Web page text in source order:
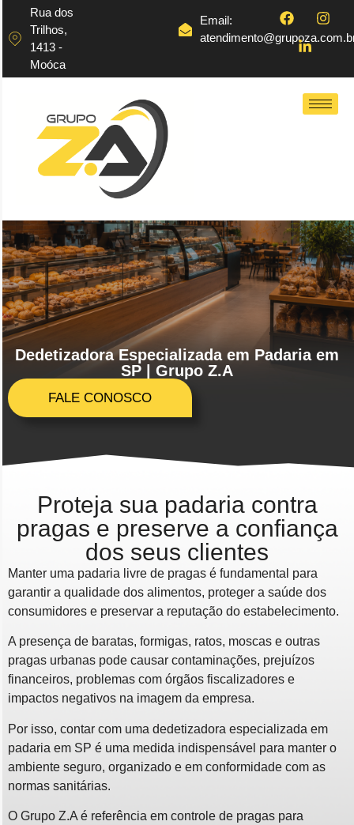
Rua dos
Trilhos,
1413 -
Moóca
Email:
Dedetizadora Especializada em Padaria em
SP | Grupo Z.A
FALE CONOSCO
Proteja sua padaria contra
pragas e preserve a confiança
dos seus clientes
Manter uma padaria livre de pragas é fundamental para
garantir a qualidade dos alimentos, proteger a saúde dos
consumidores e preservar a reputação do estabelecimento.
A presença de baratas, formigas, ratos, moscas e outras
pragas urbanas pode causar contaminações, prejuízos
financeiros, problemas com órgãos fiscalizadores e
impactos negativos na imagem da empresa.
Por isso, contar com uma dedetizadora especializada em
padaria em SP é uma medida indispensável para manter o
ambiente seguro, organizado e em conformidade com as
normas sanitárias.
O Grupo Z.A é referência em controle de pragas para